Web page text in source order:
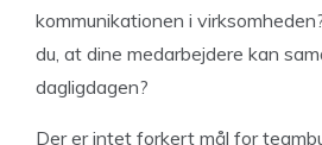
kommunikationen i
du, at dine medarbejdere kan
dagligdagen?
Der er intet forkert mål for